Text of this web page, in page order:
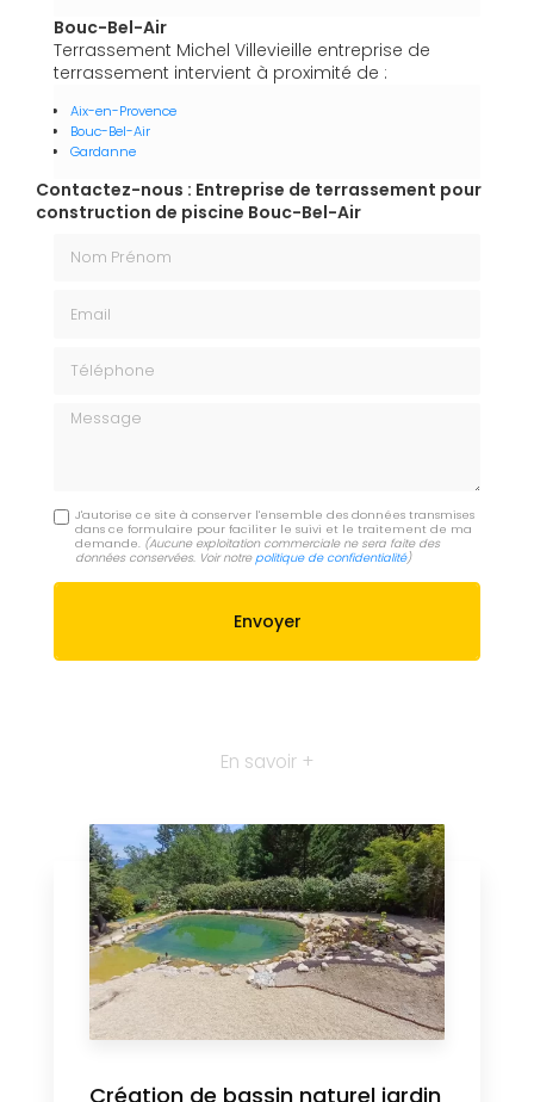
Bouc-Bel-Air
Terrassement Michel Villevieille entreprise de
terrassement intervient à proximité de :
Aix-en-Provence
Bouc-Bel-Air
Gardanne
Contactez-nous : Entreprise de terrassement pour
construction de piscine Bouc-Bel-Air
Message
J'autorise ce site à conserver l'ensemble des données transmises
dans ce formulaire pour faciliter le suivi et le traitement de ma
demande. (Aucune exploitation commerciale ne sera faite des
données conservées. Voir notrepolitique de confidentialité)
En savoir +
Création de bassin naturel jardin